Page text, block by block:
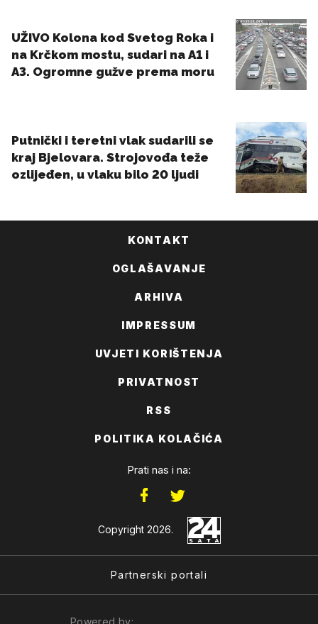
KONTAKT
OGLAŠAVANJE
ARHIVA
IMPRESSUM
UVJETI KORIŠTENJA
PRIVATNOST
RSS
POLITIKA KOLAČIĆA
Prati nas i na:
Copyright 2026.
Partnerski portali
Powered by: